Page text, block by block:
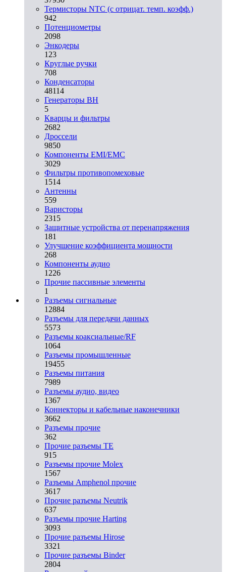
Термисторы NTC (с отрицат. темп. коэфф.)
942
Потенциометры
2098
Энкодеры
123
Круглые ручки
708
Конденсаторы
48114
Генераторы ВН
5
Кварцы и фильтры
2682
Дроссели
9850
Компоненты EMI/EMC
3029
Фильтры противопомеховые
1514
Антенны
559
Варисторы
2315
Защитные устройства от перенапряжения
181
Улучшение коэффициента мощности
268
Компоненты аудио
1226
Прочие пассивные элементы
1
Разъeмы сигнальные
12884
Разъeмы для передачи данных
5573
Разъeмы коаксиальные/RF
1064
Разъeмы промышленные
19455
Разъeмы питания
7989
Разъeмы аудио, видео
1367
Коннекторы и кабельные наконечники
3662
Разъeмы прочие
362
Прочие разъемы TE
915
Разъемы прочие Molex
1567
Разъемы Amphenol прочие
3617
Прочие разъемы Neutrik
637
Разъемы прочие Harting
3093
Прочие разъемы Hirose
3321
Прочие разъемы Binder
2804